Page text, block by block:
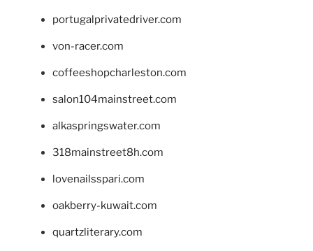
portugalprivatedriver.com
von-racer.com
coffeeshopcharleston.com
salon104mainstreet.com
alkaspringswater.com
318mainstreet8h.com
lovenailsspari.com
oakberry-kuwait.com
quartzliterary.com